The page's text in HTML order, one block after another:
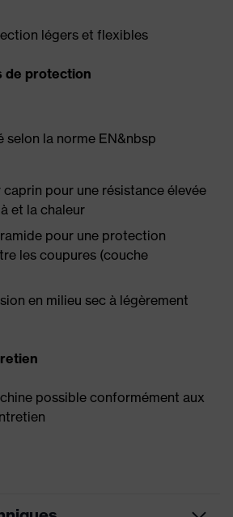
légers et flexibles
de protection
selon la norme EN&nbsp
caprin pour une résistance élevée
et la chaleur
pour une protection
les coupures (couche
en milieu sec à légèrement
possible conformément aux